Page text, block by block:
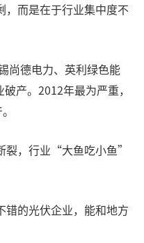
，而是在于行业集中度不
尚德电力、英利绿色能
产。2012年最为严重，
裂，行业“大鱼吃小鱼”
错的光伏企业，能和地方